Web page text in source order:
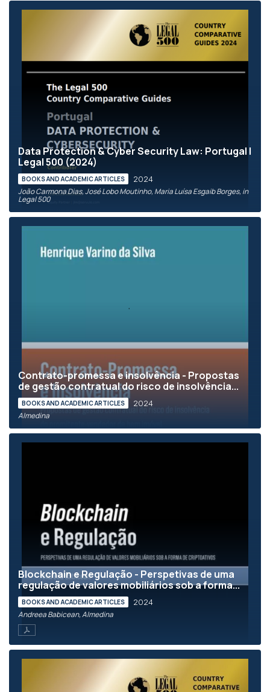
Data Protection & Cyber Security Law: Portugal |
Legal 500 (2024)
BOOKS AND ACADEMIC ARTICLES 2024
João Carmona Dias, José Lobo Moutinho, Maria Luísa Esgaib Borges, in
Legal 500
Contrato-promessa e insolvência - Propostas
de gestão contratual do risco de insolvência...
BOOKS AND ACADEMIC ARTICLES 2024
Almedina
Blockchain e Regulação - Perspetivas de uma
regulação de valores mobiliários sob a forma...
BOOKS AND ACADEMIC ARTICLES 2024
Andreea Babicean, Almedina